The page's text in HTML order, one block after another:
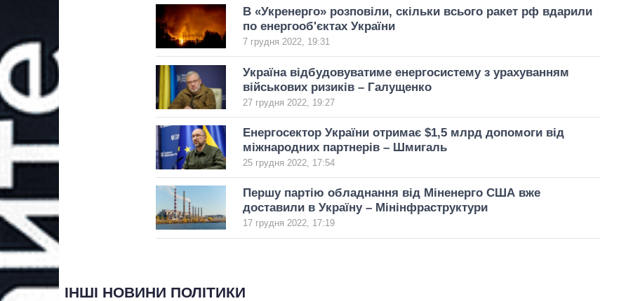
В «Укренерго» розповіли, скільки всього ракет рф вдарили
по енергооб'єктах України
7 грудня 2022, 19:31
Україна відбудовуватиме енергосистему з урахуванням
військових ризиків – Галущенко
27 грудня 2022, 19:27
Енергосектор України отримає $1,5 млрд допомоги від
міжнародних партнерів – Шмигаль
25 грудня 2022, 17:54
Першу партію обладнання від Міненерго США вже
доставили в Україну – Мінінфраструктури
17 грудня 2022, 17:19
ІНШІ НОВИНИ ПОЛІТИКИ